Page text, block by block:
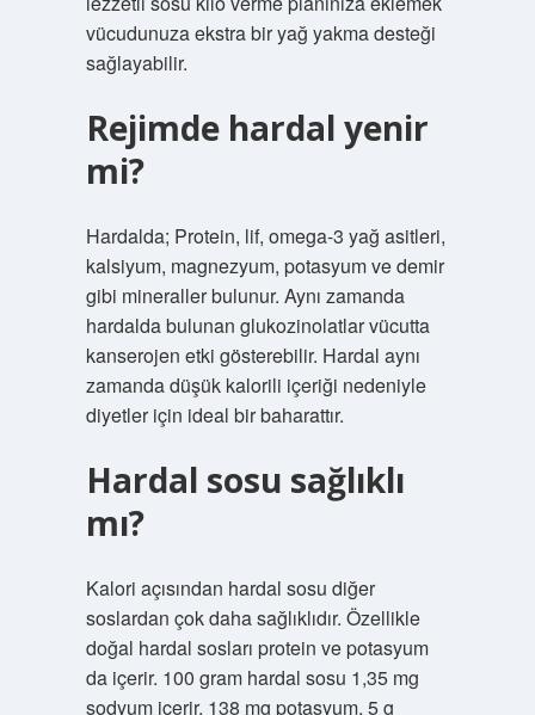
vücudunuza ekstra bir yağ yakma desteği
sağlayabilir.
Rejimde hardal yenir
mi?
Hardalda; Protein, lif, omega-3 yağ asitleri,
kalsiyum, magnezyum, potasyum ve demir
gibi mineraller bulunur. Aynı zamanda
hardalda bulunan glukozinolatlar vücutta
kanserojen etki gösterebilir. Hardal aynı
zamanda düşük kalorili içeriği nedeniyle
diyetler için ideal bir baharattır.
Hardal sosu sağlıklı
mı?
Kalori açısından hardal sosu diğer
soslardan çok daha sağlıklıdır. Özellikle
doğal hardal sosları protein ve potasyum
da içerir. 100 gram hardal sosu 1,35 mg
sodyum içerir. 138 mg potasyum, 5 g